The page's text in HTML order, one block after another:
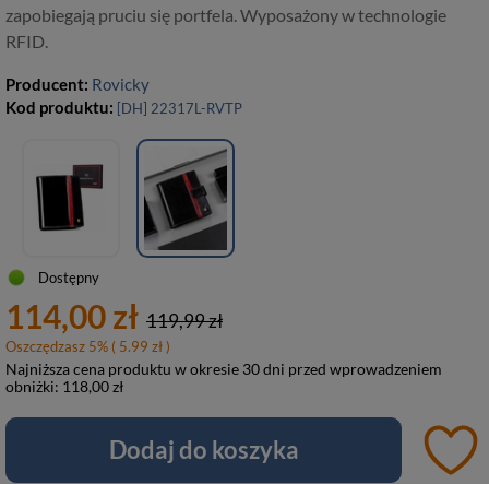
zapobiegają pruciu się portfela. Wyposażony w technologie
RFID.
Producent: Rovicky
Kod produktu: [DH] 22317L-RVTP
Dostępny
114,00 zł 119,99 zł
Oszczędzasz 5% ( 5.99 zł )
Najniższa cena produktu w okresie 30 dni przed wprowadzeniem
obniżki: 118,00 zł
Dodaj do koszyka